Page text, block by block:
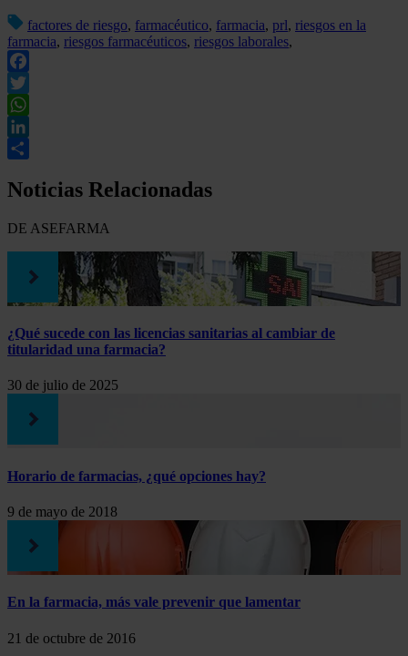
factores de riesgo, farmacéutico, farmacia, prl, riesgos en la
farmacia, riesgos farmacéuticos, riesgos laborales,
Facebook
Twitter
WhatsApp
LinkedIn
Noticias Relacionadas
DE ASEFARMA
¿Qué sucede con las licencias sanitarias al cambiar de
titularidad una farmacia?
30 de julio de 2025
Horario de farmacias, ¿qué opciones hay?
9 de mayo de 2018
En la farmacia, más vale prevenir que lamentar
21 de octubre de 2016